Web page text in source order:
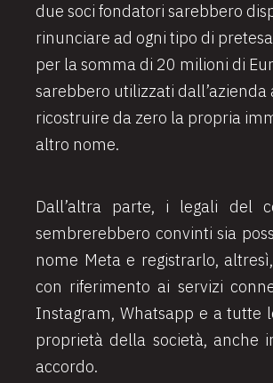
due soci fondatori sarebbero
rinunciare ad ogni tipo di
per la somma di 20 milioni di
sarebbero utilizzati dall’azienda
ricostruire da zero la propria
altro nome.
Dall’altra parte, i legali del
sembrerebbero convinti sia
nome Meta e registrarlo,
con riferimento ai servizi
Instagram, Whatsapp e a tutte
proprietà della società, anche
accordo.